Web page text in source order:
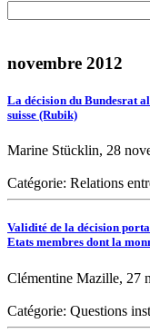
novembre 2012
La décision du Bundesrat
suisse (Rubik)
Marine Stücklin, 28
Catégorie: Relations
Validité de la décision
Etats membres dont la
Clémentine Mazille, 27
Catégorie: Questions